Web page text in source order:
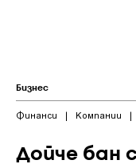
Бизнес
Финанси | Компании |
Дойче бан